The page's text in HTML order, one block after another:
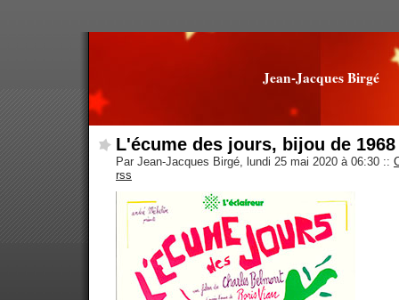
Jean-Jacques Birgé
L'écume des jours, bijou de 1968
Par Jean-Jacques Birgé, lundi 25 mai 2020 à 06:30 ::
rss